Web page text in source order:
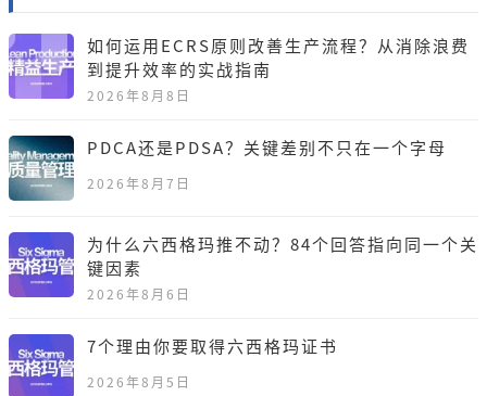
如何运用ECRS原则改善生产流程？从消除浪费
到提升效率的实战指南
2026年8月8日
PDCA还是PDSA？关键差别不只在一个字母
2026年8月7日
为什么六西格玛推不动？84个回答指向同一个关
键因素
2026年8月6日
7个理由你要取得六西格玛证书
2026年8月5日